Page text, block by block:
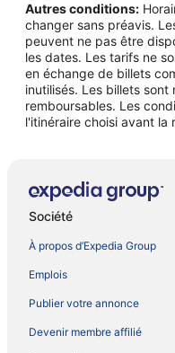
Autres conditions:
changer sans préavis.
peuvent ne pas être
les dates. Les tarifs ne
en échange de billets
inutilisés. Les billets sont
remboursables. Les
l'itinéraire choisi avant la
Société
À propos d’Expedia Group
Emplois
Publier votre annonce
Devenir membre affilié